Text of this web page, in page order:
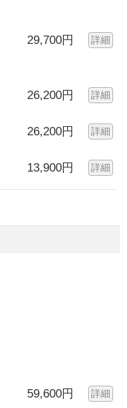
29,700円 詳細
26,200円 詳細
26,200円 詳細
13,900円 詳細
59,600円 詳細